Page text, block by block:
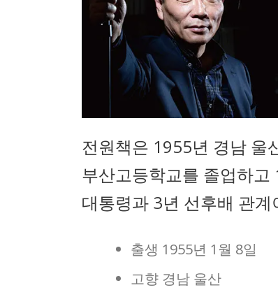
전원책은 1955년 경남 울
부산고등학교를 졸업하
대통령과 3년 선후배 관계
출생 1955년 1월 8일
고향 경남 울산